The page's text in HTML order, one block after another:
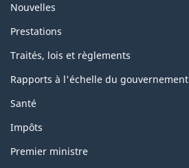
Nouvelles
Prestations
Traités, lois et règlements
Rapports à l'échelle du gouvernement
Santé
Impôts
Premier ministre